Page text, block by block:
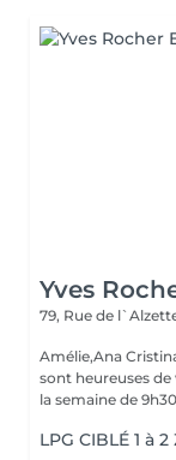
Yves
79, Rue de
Amélie,Ana
sont heureuses
la semaine de 9h30
LPG CIBLÉ 1 à